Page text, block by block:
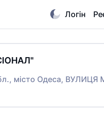
Логін
місто Одеса,